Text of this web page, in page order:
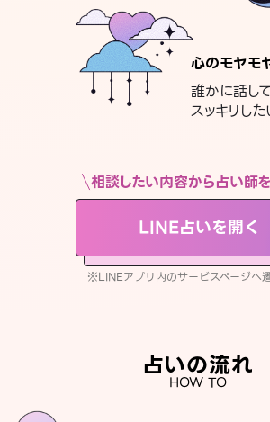
心のモヤモ
誰かに話して
スッキリし
相談したい内容から占い師
LINE占いを開く
※LINEアプリ内のサービスページへ
占いの流れ
HOW TO